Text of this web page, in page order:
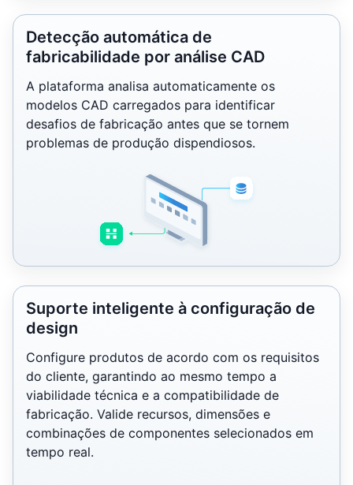
Detecção automática de
fabricabilidade por análise CAD
A plataforma analisa automaticamente os
modelos CAD carregados para identificar
desafios de fabricação antes que se tornem
problemas de produção dispendiosos.
Suporte inteligente à configuração de
design
Configure produtos de acordo com os requisitos
do cliente, garantindo ao mesmo tempo a
viabilidade técnica e a compatibilidade de
fabricação. Valide recursos, dimensões e
combinações de componentes selecionados em
tempo real.